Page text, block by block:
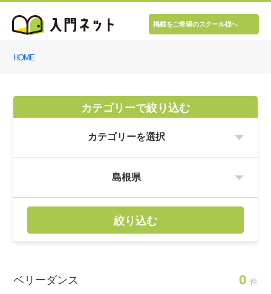
掲載をご希望のスクール様へ
HOME
カテゴリーで絞り込む
絞り込む
ベリーダンス 0 件